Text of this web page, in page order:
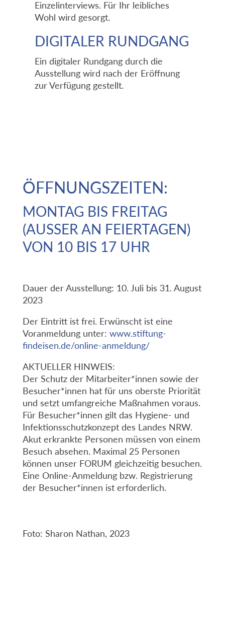
Einzelinterviews. Für Ihr leibliches
Wohl wird gesorgt.
DIGITALER RUNDGANG
Ein digitaler Rundgang durch die
Ausstellung wird nach der Eröffnung
zur Verfügung gestellt.
ÖFFNUNGSZEITEN:
MONTAG BIS FREITAG
(AUSSER AN FEIERTAGEN) V
ON 10 BIS 17 UHR
Dauer der Ausstellung: 10. Juli bis 31. August
2023
Der Eintritt ist frei. Erwünscht ist eine
Voranmeldung unter: www.stiftung-
findeisen.de/online-anmeldung/
AKTUELLER HINWEIS:
Der Schutz der Mitarbeiter*innen sowie der
Besucher*innen hat für uns oberste Priorität
und setzt umfangreiche Maßnahmen voraus.
Für Besucher*innen gilt das Hygiene- und
Infektionsschutzkonzept des Landes NRW.
Akut erkrankte Personen müssen von einem
Besuch absehen. Maximal 25 Personen
können unser FORUM gleichzeitig besuchen.
Eine Online-Anmeldung bzw. Registrierung
der Besucher*innen ist erforderlich.
Foto: Sharon Nathan, 2023